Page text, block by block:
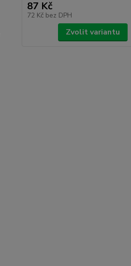
87 Kč
72 Kč bez DPH
Zvolit variantu